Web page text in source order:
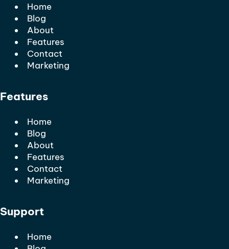
Home
Blog
About
Features
Contact
Marketing
Features
Home
Blog
About
Features
Contact
Marketing
Support
Home